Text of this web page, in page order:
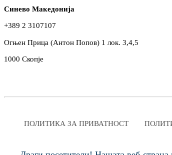
Синево Македонија
+389 2 3107107
Огњен Прица (Антон Попов) 1 лок. 3,4,5
1000 Скопје
ПОЛИТИКА ЗА ПРИВАТНОСТ